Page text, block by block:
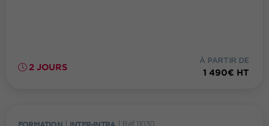
2 JOURS
À PARTIR DE
1 490€ HT
FORMATION INTER-INTRA Réf. 11030